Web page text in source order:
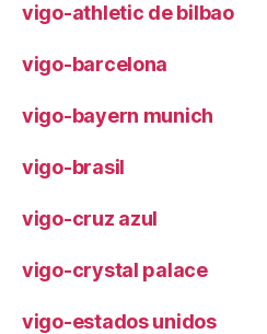
vigo-athletic de bilbao
vigo-barcelona
vigo-bayern munich
vigo-brasil
vigo-cruz azul
vigo-crystal palace
vigo-estados unidos